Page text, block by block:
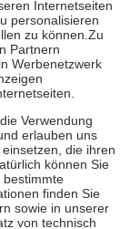
Apotheken.
die
Euro je
Gesundheit zu
unterstützen,
18. Lebensjahr
die von der